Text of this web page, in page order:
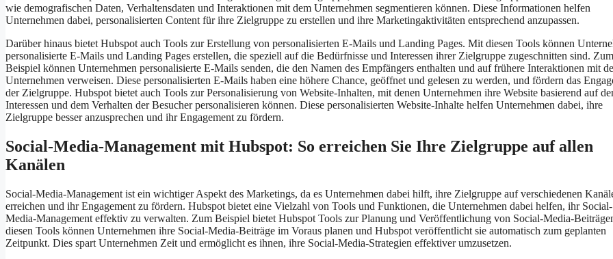
wie demografischen Daten, Verhaltensdaten und Interaktionen mit dem Unternehmen segmentieren können. Diese Informationen helfen
Unternehmen dabei, personalisierten Content für ihre Zielgruppe zu erstellen und ihre Marketingaktivitäten entsprechend anzupassen.
Darüber hinaus bietet Hubspot auch Tools zur Erstellung von personalisierten E-Mails und Landing Pages. Mit diesen Tools können
personalisierte E-Mails und Landing Pages erstellen, die speziell auf die Bedürfnisse und Interessen ihrer Zielgruppe zugeschnitten sind. Zum
Beispiel können Unternehmen personalisierte E-Mails senden, die den Namen des Empfängers enthalten und auf frühere Interaktionen mit
Unternehmen verweisen. Diese personalisierten E-Mails haben eine höhere Chance, geöffnet und gelesen zu werden, und fördern das
der Zielgruppe. Hubspot bietet auch Tools zur Personalisierung von Website-Inhalten, mit denen Unternehmen ihre Website basierend auf
Interessen und dem Verhalten der Besucher personalisieren können. Diese personalisierten Website-Inhalte helfen Unternehmen dabei, ihre
Zielgruppe besser anzusprechen und ihr Engagement zu fördern.
Social-Media-Management mit Hubspot: So erreichen Sie Ihre Zielgruppe auf allen
Kanälen
Social-Media-Management ist ein wichtiger Aspekt des Marketings, da es Unternehmen dabei hilft, ihre Zielgruppe auf verschiedenen
erreichen und ihr Engagement zu fördern. Hubspot bietet eine Vielzahl von Tools und Funktionen, die Unternehmen dabei helfen, ihr Social-
Media-Management effektiv zu verwalten. Zum Beispiel bietet Hubspot Tools zur Planung und Veröffentlichung von Social-Media-
diesen Tools können Unternehmen ihre Social-Media-Beiträge im Voraus planen und Hubspot veröffentlicht sie automatisch zum geplanten
Zeitpunkt. Dies spart Unternehmen Zeit und ermöglicht es ihnen, ihre Social-Media-Strategien effektiver umzusetzen.